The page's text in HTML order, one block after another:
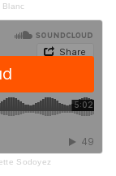
Sodoyez